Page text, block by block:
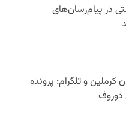
در پیام‌رسان‌های
و تلگرام: پرونده
دوروف